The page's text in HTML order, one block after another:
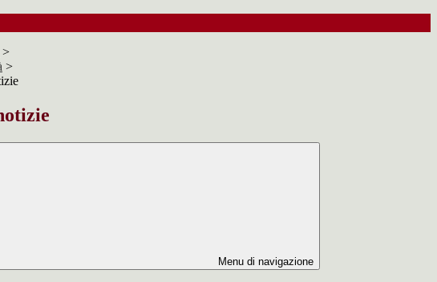
>
>
Menu di navigazione